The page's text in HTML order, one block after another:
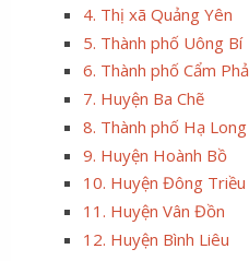
4. Thị xã Quảng Yên
5. Thành phố Uông Bí
6. Thành phố Cẩm Phả
7. Huyện Ba Chẽ
8. Thành phố Hạ Long
9. Huyện Hoành Bồ
10. Huyện Đông Triều
11. Huyện Vân Đồn
12. Huyện Bình Liêu